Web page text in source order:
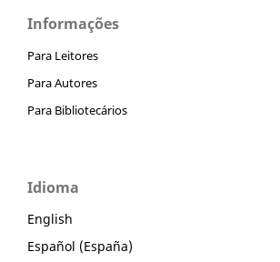
Informações
Para Leitores
Para Autores
Para Bibliotecários
Idioma
English
Español (España)